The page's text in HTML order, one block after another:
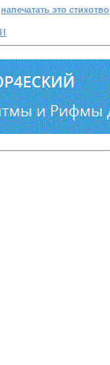
напечатать это